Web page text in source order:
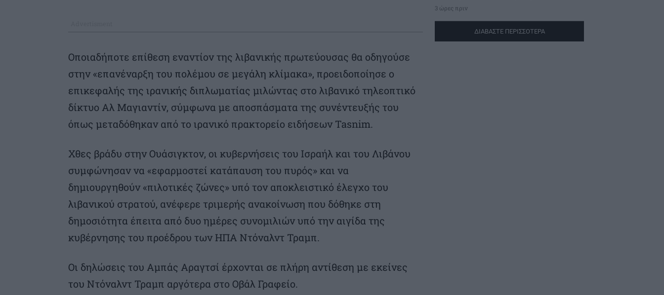
Οποιαδήποτε επίθεση εναντίον της λιβανικής πρωτεύουσας θα οδηγούσε
στην «επανέναρξη του πολέμου σε μεγάλη κλίμακα», προειδοποίησε ο
επικεφαλής της ιρανικής διπλωματίας μιλώντας στο λιβανικό τηλεοπτικό
δίκτυο Αλ Μαγιαντίν, σύμφωνα με αποσπάσματα της συνέντευξής του
όπως μεταδόθηκαν από το ιρανικό πρακτορείο ειδήσεων Tasnim.
Χθες βράδυ στην Ουάσιγκτον, οι κυβερνήσεις του Ισραήλ και του Λιβάνου
συμφώνησαν να «εφαρμοστεί κατάπαυση του πυρός» και να
δημιουργηθούν «πιλοτικές ζώνες» υπό τον αποκλειστικό έλεγχο του
λιβανικού στρατού, ανέφερε τριμερής ανακοίνωση που δόθηκε στη
δημοσιότητα έπειτα από δυο ημέρες συνομιλιών υπό την αιγίδα της
κυβέρνησης του προέδρου των ΗΠΑ Ντόναλντ Τραμπ.
Οι δηλώσεις του Αμπάς Αραγτσί έρχονται σε πλήρη αντίθεση με εκείνες
του Ντόναλντ Τραμπ αργότερα στο Οβάλ Γραφείο.
3 ώρες πριν
ΔΙΑΒΑΣΤΕ ΠΕΡΙΣΣΟΤΕΡΑ